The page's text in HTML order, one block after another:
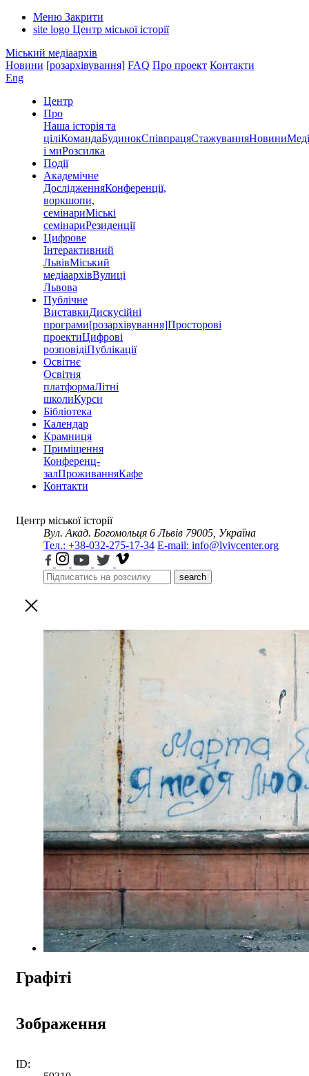
Меню Закрити
site logo Центр міської історії
Міський медіаархів
Новини [розархівування] FAQ Про проект Контакти
Eng
Центр
Про
Наша історія та
ціліКомандаБудинокСпівпрацяСтажуванняНовини
і миРозсилка
Події
Академічне
ДослідженняКонференції,
воркшопи,
семінариМіські
семінариРезиденції
Цифрове
Інтерактивний
ЛьвівМіський
медіаархівВулиці
Львова
Публічне
ВиставкиДискусійні
програми[розархівування]Просторові
проектиЦифрові
розповідіПублікації
Освітнє
Освітня
платформаЛітні
школиКурси
Бібліотека
Календар
Крамниця
Приміщення
Конференц-
залПроживанняКафе
Контакти
Центр міської історії
Вул. Акад. Богомольця 6 Львів 79005, Україна
Тел.: +38-032-275-17-34 E-mail: info@lvivcenter.org
search
Графіті
Зображення
ID: